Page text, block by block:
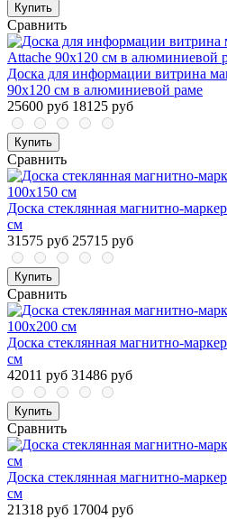
Купить
Сравнить
Доска для информации витрина
90x120 см в алюминиевой раме
25600 руб 18125 руб
Купить
Сравнить
Доска стеклянная магнитно-
см
31575 руб 25715 руб
Купить
Сравнить
Доска стеклянная магнитно-
см
42011 руб 31486 руб
Купить
Сравнить
Доска стеклянная магнитно-
см
21318 руб 17004 руб